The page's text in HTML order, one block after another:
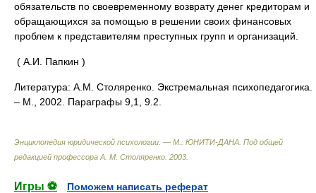
обязательств по своевременному возврату денег кредиторам и
обращающихся за помощью в решении своих финансовых
проблем к представителям преступных групп и организаций.
( А.И. Папкин )
Литература: А.М. Столяренко. Экстремальная психопедагогика.
– М., 2002. Параграфы 9,1, 9.2.
Энциклопедия юридической психологии. — М.: ЮНИТИ-ДАНА Под общей
редакцией профессора А. М. Столяренко 2003
Игры ⚽
Поможем написать реферат